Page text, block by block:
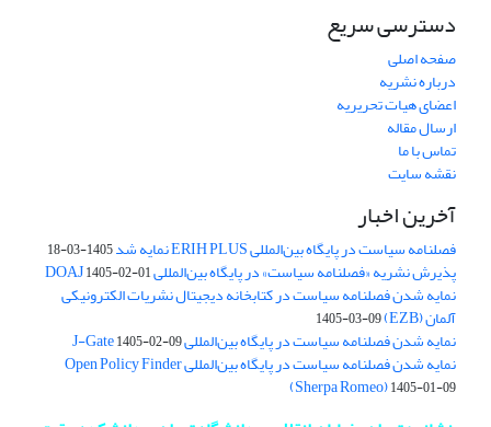
دسترسی سریع
صفحه اصلی
درباره نشریه
اعضای هیات تحریریه
ارسال مقاله
تماس با ما
نقشه سایت
آخرین اخبار
فصلنامه سیاست در پایگاه بین‌المللی ERIH PLUS نمایه شد 1405-03-18
پذیرش نشریه «فصلنامه سیاست» در پایگاه بین‌المللی DOAJ1405-02-01
نمایه شدن فصلنامه سیاست در کتابخانه دیجیتال نشریات الکترونیکی
آلمان (EZB) 1405-03-09
نمایه شدن فصلنامه سیاست در پایگاه بین‌المللی J-Gate1405-02-09
نمایه شدن فصلنامه سیاست در پایگاه بین‌المللی Open Policy Finder
(Sherpa Romeo)1405-01-09